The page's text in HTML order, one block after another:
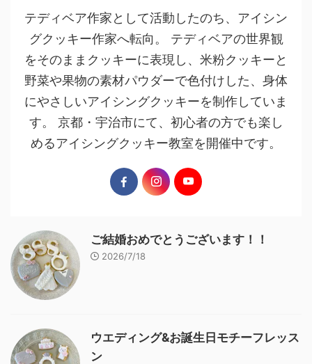
テディベア作家として活動したのち、アイシン
グクッキー作家へ転向。 テディベアの世界観
をそのままクッキーに表現し、米粉クッキーと
野菜や果物の素材パウダーで色付けした、身体
にやさしいアイシングクッキーを制作していま
す。 京都・宇治市にて、初心者の方でも楽し
めるアイシングクッキー教室を開催中です。
ご結婚おめでとうございます！！
2026/7/18
ウエディング&お誕生日モチーフレッス
ン